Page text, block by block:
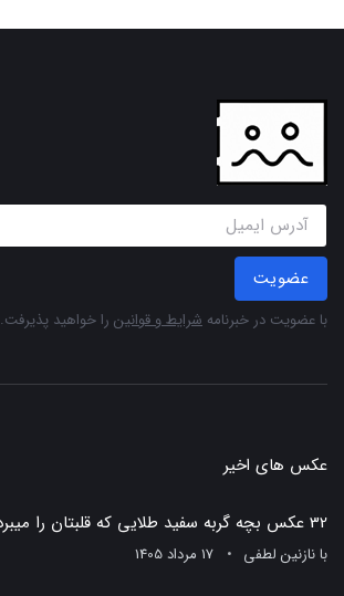
عضویت
با عضویت در خبرنامه شرایط و قوانین را خواهید پذیرفت.
عکس های اخیر
32 عکس بچه گربه سفید طلایی که قلبتان را میبرد
بانازنین لطفی 17 مرداد 1405